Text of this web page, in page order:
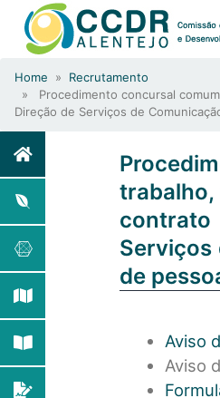
Home » Recrutamento
» Procedimento concursal
Direção de Serviços de
trabalho,
Serviços
de
Aviso
Aviso